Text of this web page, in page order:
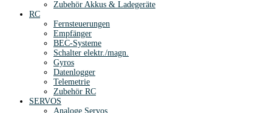
Zubehör Akkus & Ladegeräte
RC
Fernsteuerungen
Empfänger
BEC-Systeme
Schalter elektr./magn.
Gyros
Datenlogger
Telemetrie
Zubehör RC
SERVOS
Analoge Servos